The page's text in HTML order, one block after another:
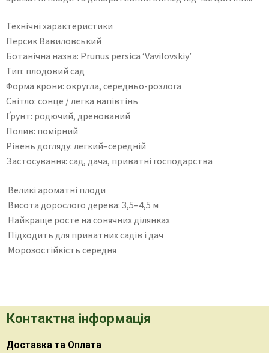
Технічні характеристики
Персик Вавиловський
Ботанічна назва: Prunus persica ‘Vavilovskiy’
Тип: плодовий сад
Форма крони: округла, середньо-розлога
Світло: сонце / легка напівтінь
Ґрунт: родючий, дренований
Полив: помірний
Рівень догляду: легкий–середній
Застосування: сад, дача, приватні господарства
Великі ароматні плоди
Висота дорослого дерева: 3,5–4,5 м
Найкраще росте на сонячних ділянках
Підходить для приватних садів і дач
Морозостійкість середня
Контактна інформація
Доставка та Оплата